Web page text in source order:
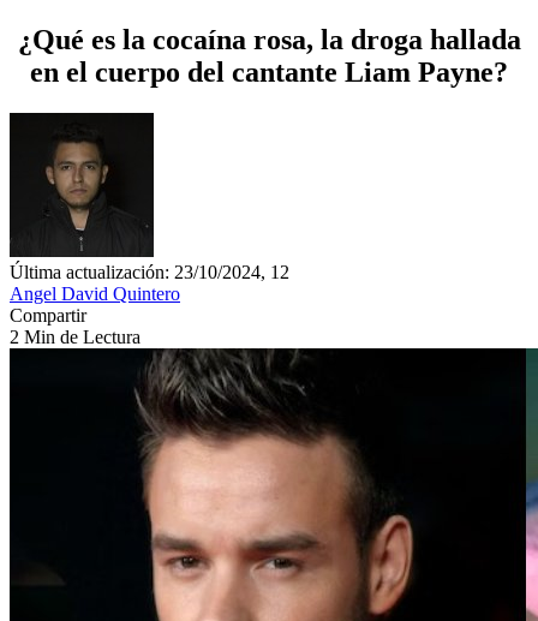
¿Qué es la cocaína rosa, la droga hallada
en el cuerpo del cantante Liam Payne?
Última actualización: 23/10/2024, 12
Angel David Quintero
Compartir
2 Min de Lectura